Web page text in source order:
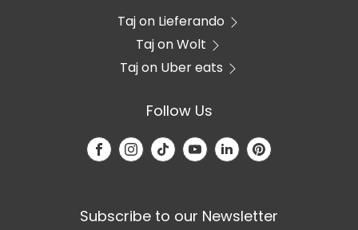
Taj on Lieferando
Taj on Wolt
Taj on Uber eats
Follow Us
Subscribe to our Newsletter